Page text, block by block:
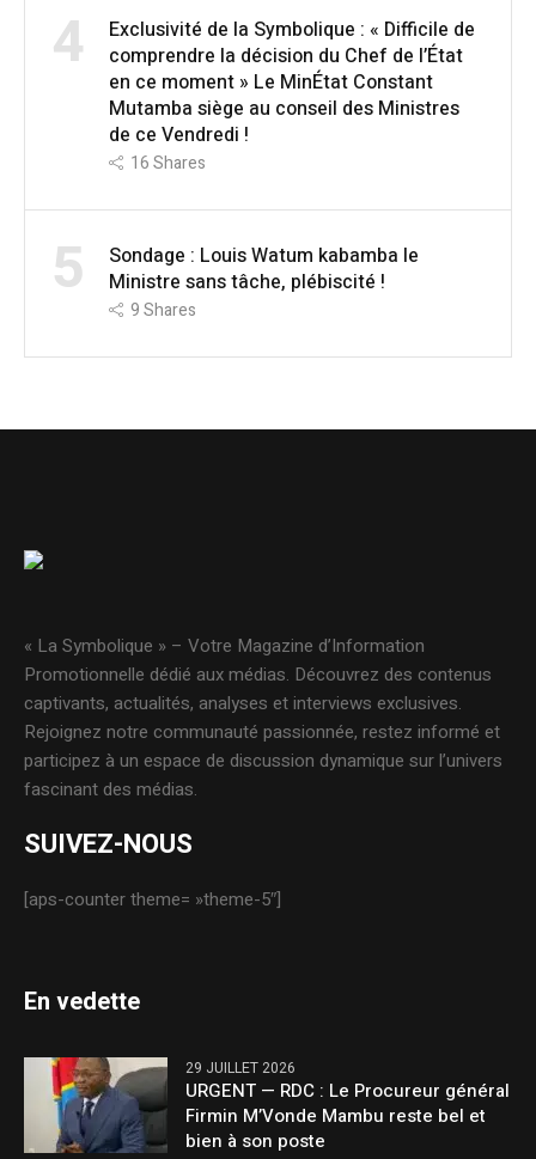
4
Exclusivité de la Symbolique : « Difficile de
comprendre la décision du Chef de l’État
en ce moment » Le MinÉtat Constant
Mutamba siège au conseil des Ministres
de ce Vendredi !
16Shares
5
Sondage : Louis Watum kabamba le
Ministre sans tâche, plébiscité !
9Shares
« La Symbolique » – Votre Magazine d’Information
Promotionnelle dédié aux médias. Découvrez des contenus
captivants, actualités, analyses et interviews exclusives.
Rejoignez notre communauté passionnée, restez informé et
participez à un espace de discussion dynamique sur l’univers
fascinant des médias.
SUIVEZ-NOUS
[aps-counter theme= »theme-5″]
En vedette
29 JUILLET 2026
URGENT — RDC : Le Procureur général
Firmin M’Vonde Mambu reste bel et
bien à son poste